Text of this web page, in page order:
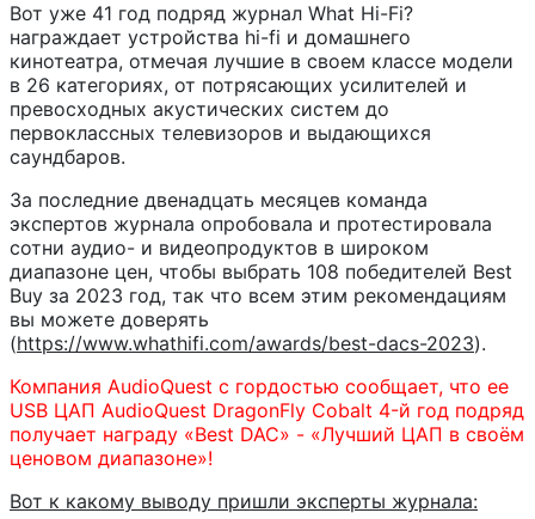
Вот уже 41 год подряд журнал What Hi-Fi?
награждает устройства hi-fi и домашнего
кинотеатра, отмечая лучшие в своем классе модели
в 26 категориях, от потрясающих усилителей и
превосходных акустических систем до
первоклассных телевизоров и выдающихся
саундбаров.
За последние двенадцать месяцев команда
экспертов журнала опробовала и протестировала
сотни аудио- и видеопродуктов в широком
диапазоне цен, чтобы выбрать 108 победителей Best
Buy за 2023 год, так что всем этим рекомендациям
вы можете доверять
(https://www.whathifi.com/awards/best-dacs-2023).
Компания AudioQuest с гордостью сообщает, что ее
USB ЦАП AudioQuest DragonFly Cobalt 4-й год подряд
получает награду «Best DAC» - «Лучший ЦАП в своём
ценовом диапазоне»!
Вот к какому выводу пришли эксперты журнала: